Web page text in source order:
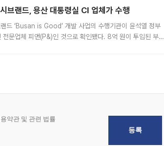
랜드, 용산 대통령실 CI 업체가 수행
드 ‘Busan is Good’ 개발 사업의 수행기관이 윤석열 정부
문업체 피앤(P&)인 것으로 확인됐다. 8억 원이 투입된 부산